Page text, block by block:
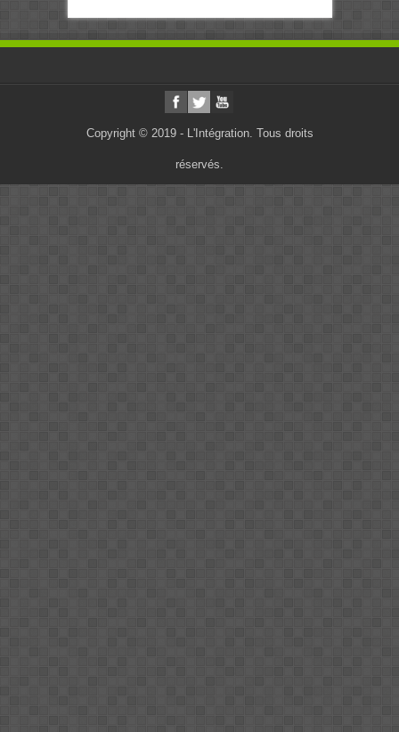
Copyright © 2019 - L'Intégration. Tous droits
réservés.